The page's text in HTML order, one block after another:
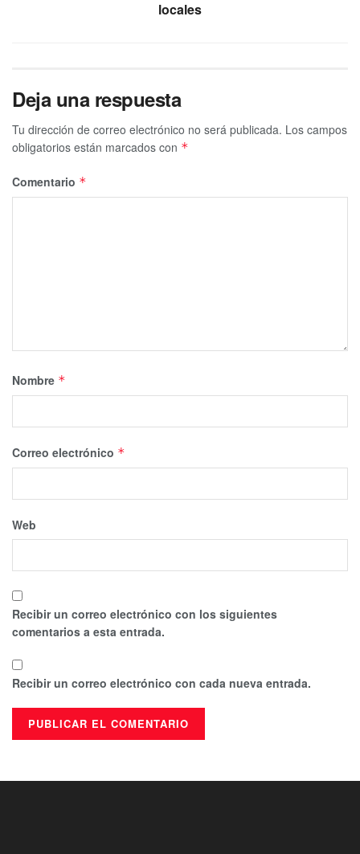
locales
Deja una respuesta
Tu dirección de correo electrónico no será publicada. Los campos
obligatorios están marcados con *
Comentario *
Nombre *
Correo electrónico *
Web
Recibir un correo electrónico con los siguientes
comentarios a esta entrada.
Recibir un correo electrónico con cada nueva entrada.